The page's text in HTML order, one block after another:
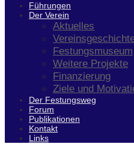
Führungen
Der Verein
Aktuelles
Festungsmuseum
Weitere Projekte
Finanzierung
Ziele und
Der Festungsweg
Forum
Publikationen
Kontakt
Links